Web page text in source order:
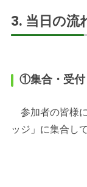
3. 当日の流
①集合・受付
参加者の皆様
ッジ」に集合し